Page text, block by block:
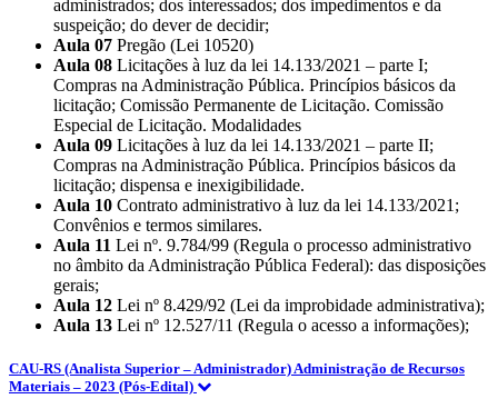
administrados; dos interessados; dos impedimentos e da
suspeição; do dever de decidir;
Aula 07 Pregão (Lei 10520)
Aula 08 Licitações à luz da lei 14.133/2021 – parte I;
Compras na Administração Pública. Princípios básicos da
licitação; Comissão Permanente de Licitação. Comissão
Especial de Licitação. Modalidades
Aula 09 Licitações à luz da lei 14.133/2021 – parte II;
Compras na Administração Pública. Princípios básicos da
licitação; dispensa e inexigibilidade.
Aula 10 Contrato administrativo à luz da lei 14.133/2021;
Convênios e termos similares.
Aula 11 Lei nº. 9.784/99 (Regula o processo administrativo
no âmbito da Administração Pública Federal): das disposições
gerais;
Aula 12 Lei nº 8.429/92 (Lei da improbidade administrativa);
Aula 13 Lei nº 12.527/11 (Regula o acesso a informações);
CAU-RS (Analista Superior – Administrador) Administração de Recursos
Materiais – 2023 (Pós-Edital)